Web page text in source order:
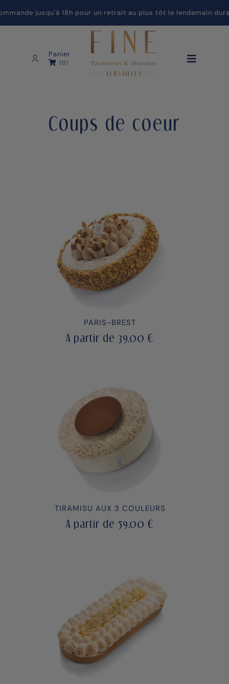
jusqu'à 18h pour un retrait au plus tôt le lendemain
Panier
(0)
Coups de coeur
PARIS-BREST
A partir de 39,00 €
TIRAMISU AUX 3 COULEURS
A partir de 59,00 €